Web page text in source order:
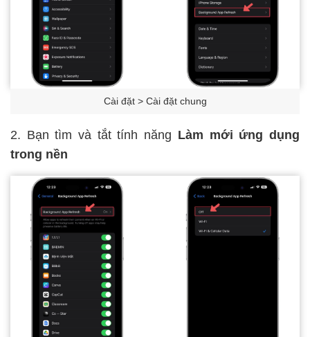
Cài đặt > Cài đặt chung
2. Bạn tìm và tắt tính năng Làm mới ứng dụng
trong nền